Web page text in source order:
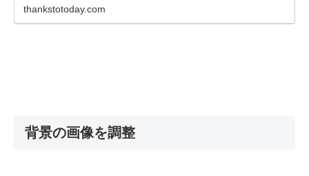
thankstotoday.com
背景の画像を調整